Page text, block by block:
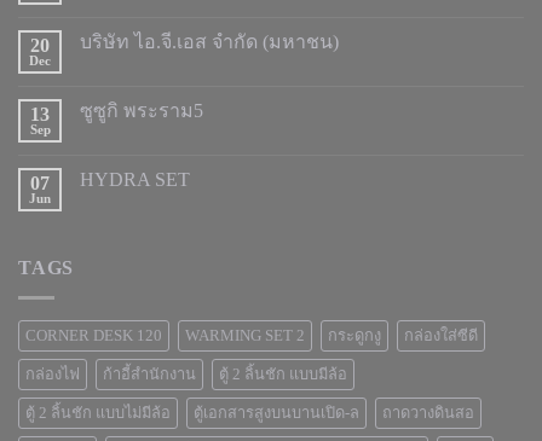
20
Dec
บริษัท ไอ.จี.เอส จำกัด (มหาชน)
13
Sep
ซูซูกิ พระราม5
07
Jun
HYDRA SET
TAGS
CORNER DESK 120 WARMING SET 2 กระดูกงู กล่องใส่ซีดี
กล่องไฟ ก้าอี้สำนักงาน ตู้ 2 ลิ้นชัก แบบมีล้อ
ตู้ 2 ลิ้นชัก แบบไม่มีล้อ ตู้เอกสารสูงบนบานเปิด-ล ถาดวางดินสอ